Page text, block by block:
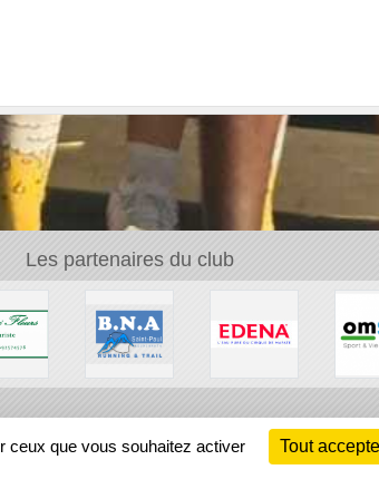
Les partenaires du club
ceux que vous souhaitez activer Tout